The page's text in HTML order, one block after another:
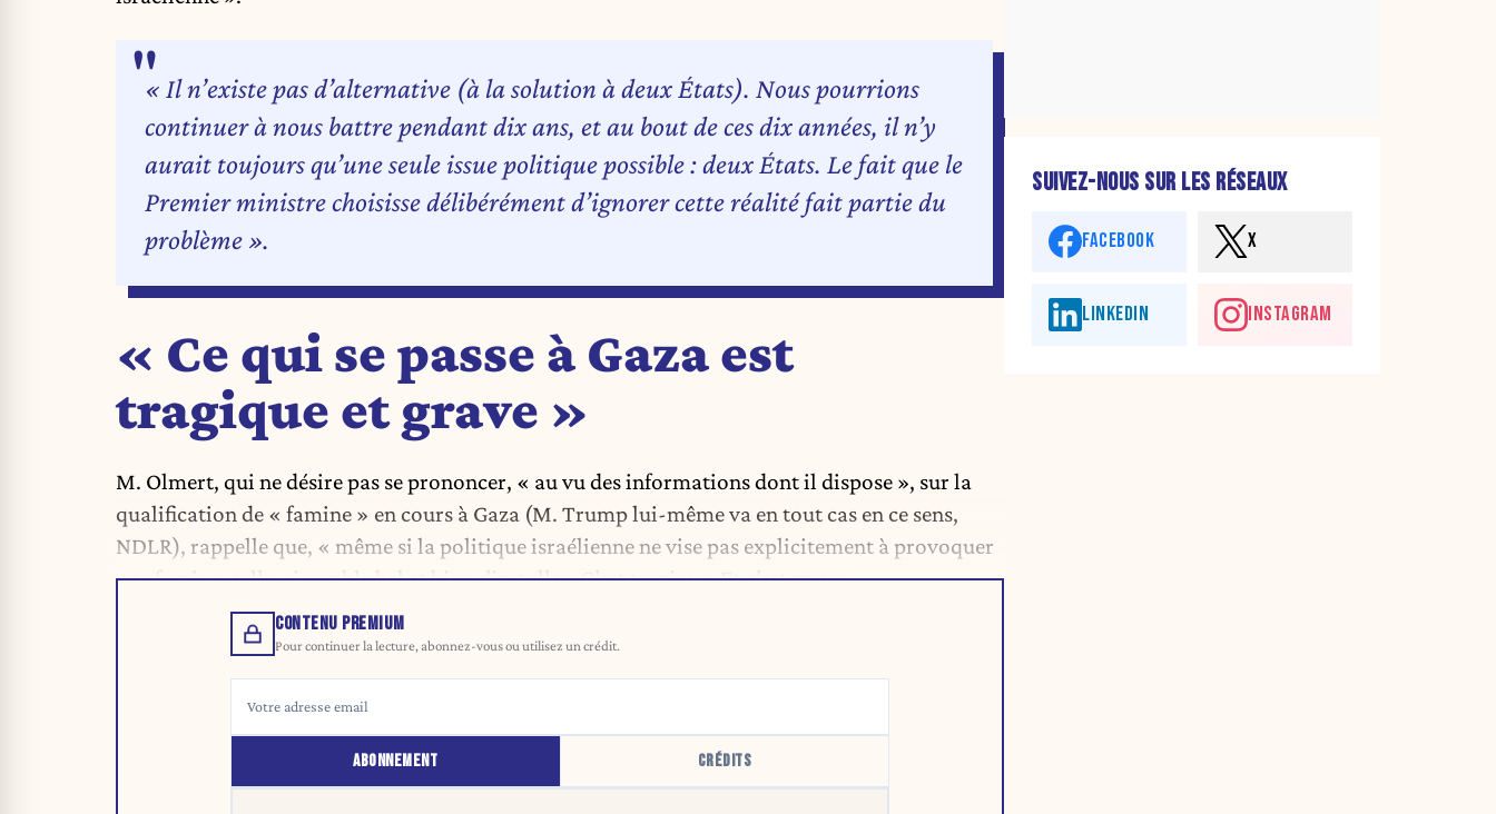
« Il n’existe pas d’alternative (à la solution à deux États). Nous pourrions
continuer à nous battre pendant dix ans, et au bout de ces dix années, il n’y
aurait toujours qu’une seule issue politique possible : deux États. Le fait que le
Premier ministre choisisse délibérément d’ignorer cette réalité fait partie du
problème ».
« Ce qui se passe à Gaza est
tragique et grave »
M. Olmert, qui ne désire pas se prononcer, « au vu des informations dont il dispose », sur la
qualification de « famine » en cours à Gaza (M. Trump lui-même va en tout cas en ce sens,
NDLR), rappelle que, « même si la politique israélienne ne vise pas explicitement à provoquer
une famine, celle-ci semble bel et bien s’installer. C’est tragique. Et c’est grave ».
CONTENU PREMIUM
Pour continuer la lecture, abonnez-vous ou utilisez un crédit.
ABONNEMENT CRÉDITS
SUIVEZ-NOUS SUR LES RÉSEAUX
FACEBOOK X
LINKEDIN INSTAGRAM